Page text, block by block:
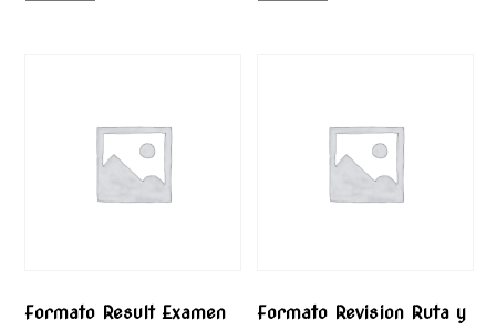
Formato Result Examen
Formato Revision Ruta y